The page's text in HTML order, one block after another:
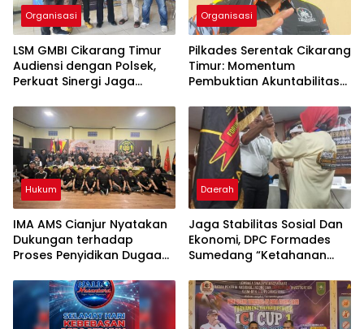
Organisasi
LSM GMBI Cikarang Timur
Audiensi dengan Polsek,
Perkuat Sinergi Jaga
Organisasi
Pilkades Serentak Cikarang
Timur: Momentum
Pembuktian Akuntabilitas
Demokrasi Lokal
Hukum
IMA AMS Cianjur Nyatakan
Dukungan terhadap
Proses Penyidikan Dugaan
Polri, Tekankan
Independensi Penegakan
Hukum
Daerah
Jaga Stabilitas Sosial Dan
Ekonomi, DPC Formades
Sumedang “Ketahanan
Rumah Dan Desa